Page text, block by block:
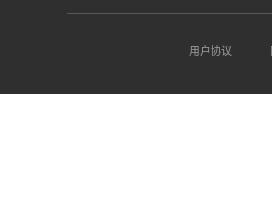
用户协议